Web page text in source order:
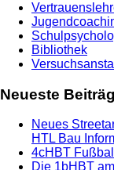
Bibliothek
Neueste
Neues
HTL Bau
4cHBT
Die 1bHBT